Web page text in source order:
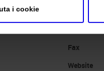
i cookie
Fax
Website